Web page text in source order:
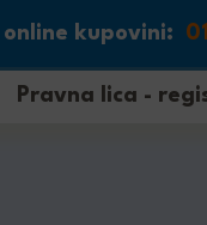
online kupovini:
Pravna lica -